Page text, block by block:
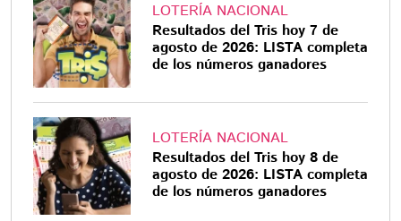
LOTERÍA NACIONAL
Resultados del Tris hoy 7 de
agosto de 2026: LISTA completa
de los números ganadores
LOTERÍA NACIONAL
Resultados del Tris hoy 8 de
agosto de 2026: LISTA completa
de los números ganadores